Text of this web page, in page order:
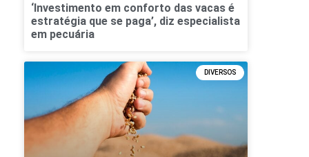
‘Investimento em conforto das vacas é
estratégia que se paga’, diz especialista
em pecuária
DIVERSOS